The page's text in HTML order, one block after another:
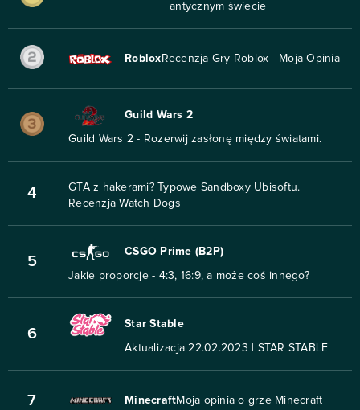
antycznym świecie
Roblox Recenzja Gry Roblox - Moja Opinia
Guild Wars 2
Guild Wars 2 - Rozerwij zasłonę między światami.
4
GTA z hakerami? Typowe Sandboxy Ubisoftu.
Recenzja Watch Dogs
5
CSGO Prime (B2P)
Jakie proporcje - 4:3, 16:9, a może coś innego?
6
Star Stable
Aktualizacja 22.02.2023 | STAR STABLE
7 MinecraftMoja opinia o grze Minecraft